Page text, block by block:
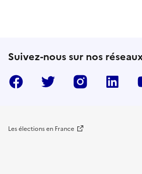
Suivez-nous sur nos
Facebook Twitter Instragram
Les élections en France